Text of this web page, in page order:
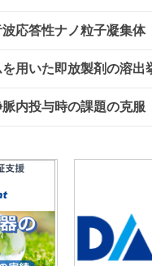
応答性ナノ粒子凝集体
用いた即放製剤の溶
内投与時の課題の克服